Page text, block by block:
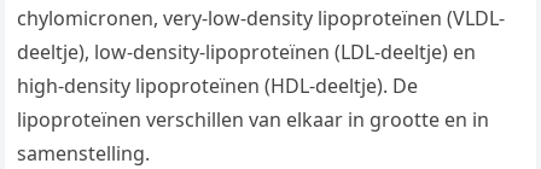
chylomicronen, very-low-density lipoproteïnen (VLDL-
deeltje), low-density-lipoproteïnen (LDL-deeltje) en
high-density lipoproteïnen (HDL-deeltje). De
lipoproteïnen verschillen van elkaar in grootte en in
samenstelling.